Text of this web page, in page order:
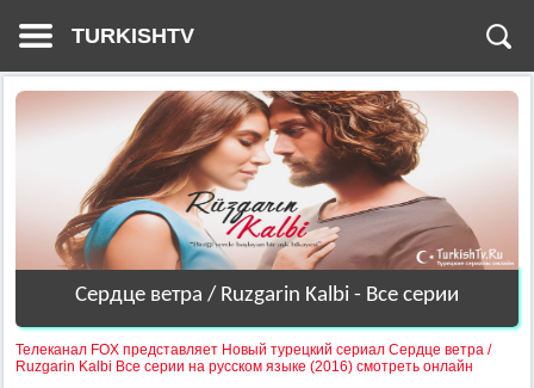
TURKISHTV
Сердце ветра / Ruzgarin Kalbi - Все серии
Телеканал FOX представляет Новый турецкий сериал Сердце ветра /
Ruzgarin Kalbi Все серии на русском языке (2016) смотреть онлайн